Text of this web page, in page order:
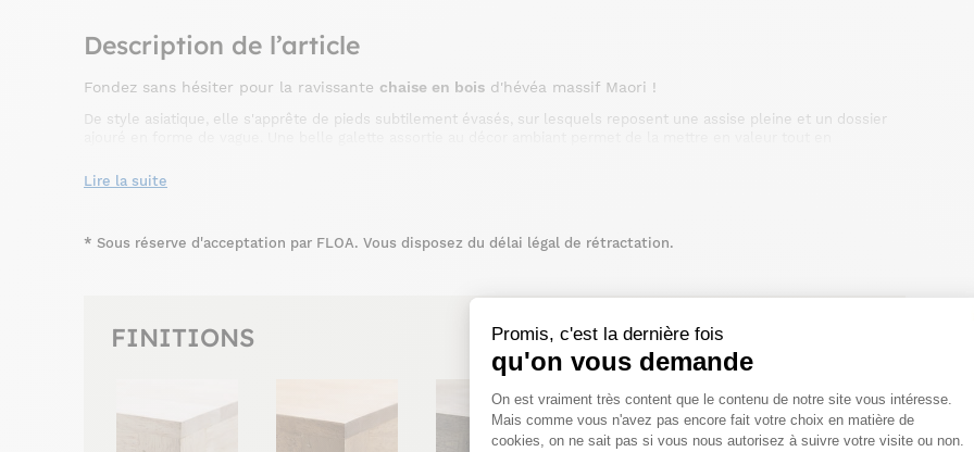
Promis, c'est la dernière fois
qu'on vous demande
Plateforme de Gestion du
On est vraiment très content que le contenu de notre site vous intéresse.
Mais comme vous n'avez pas encore fait votre choix en matière de
cookies, on ne sait pas si vous nous autorisez à suivre votre visite ou non.
Description de l’article
Fondez sans hésiter pour la ravissante chaise en bois d'hévéa massif Maori !
De style asiatique, elle s'apprête de pieds subtilement évasés, sur lesquels reposent une assise pleine et un dossier
cm, vous en enrichirez allégrement le décor de votre véranda ou salle à manger d'inspiration coloniale. Découvrez
Lire la suite
* Sous réserve d'acceptation par FLOA. Vous disposez du délai légal de rétractation.
FINITIONS